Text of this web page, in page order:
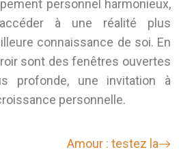
personnel harmonieux,
à une réalité plus
connaissance de soi. En
sont des fenêtres ouvertes
profonde, une invitation à
personnelle.
Amour : testez la